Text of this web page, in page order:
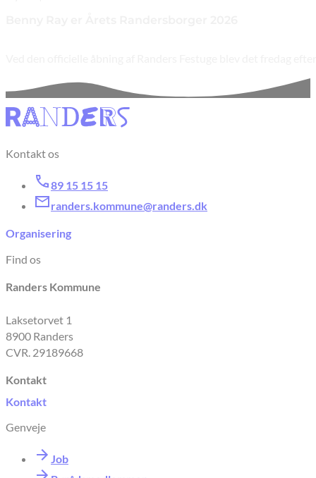
Kontakt os
89 15 15 15
randers.kommune@randers.dk
Organisering
Find os
Randers Kommune
Laksetorvet 1
8900 Randers
CVR. 29189668
Kontakt
Kontakt
Genveje
Job